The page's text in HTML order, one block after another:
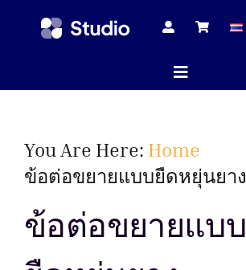
Toggle
You Are Here: Home
ข้อต่อขยายแบบยืดหยุ่นยาง
ข้อต่อขยายแบบ